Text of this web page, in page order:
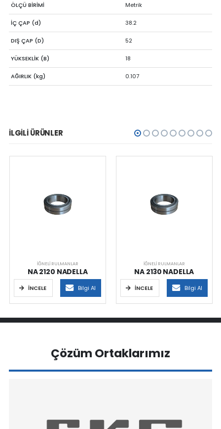
ÖLÇÜ BİRİMİ Metrik
İÇ ÇAP (d) 38.2
DIŞ ÇAP (D) 52
YÜKSEKLİK (B) 18
AĞIRLIK (kg) 0.107
İLGILI ÜRÜNLER
İĞNELI RULMANLAR
NA 2120 NADELLA
İNCELE Bilgi Al
İĞNELI RULMANLAR
NA 2130 NADELLA
İNCELE Bilgi Al
Çözüm Ortaklarımız